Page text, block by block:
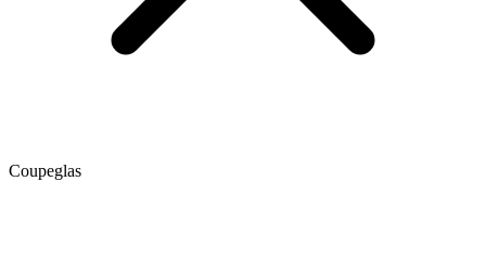
Coupeglas